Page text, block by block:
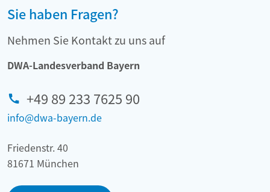
Sie haben Fragen?
Nehmen Sie Kontakt zu uns auf
DWA-Landesverband Bayern
+49 89 233 7625 90
info@dwa-bayern.de
Friedenstr. 40
81671 München